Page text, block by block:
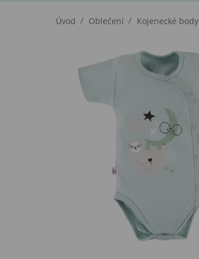
Úvod / Oblečení / Kojenecké body